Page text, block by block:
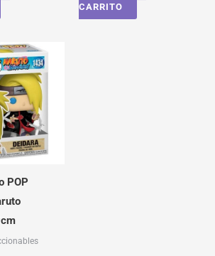
CARRITO
POP